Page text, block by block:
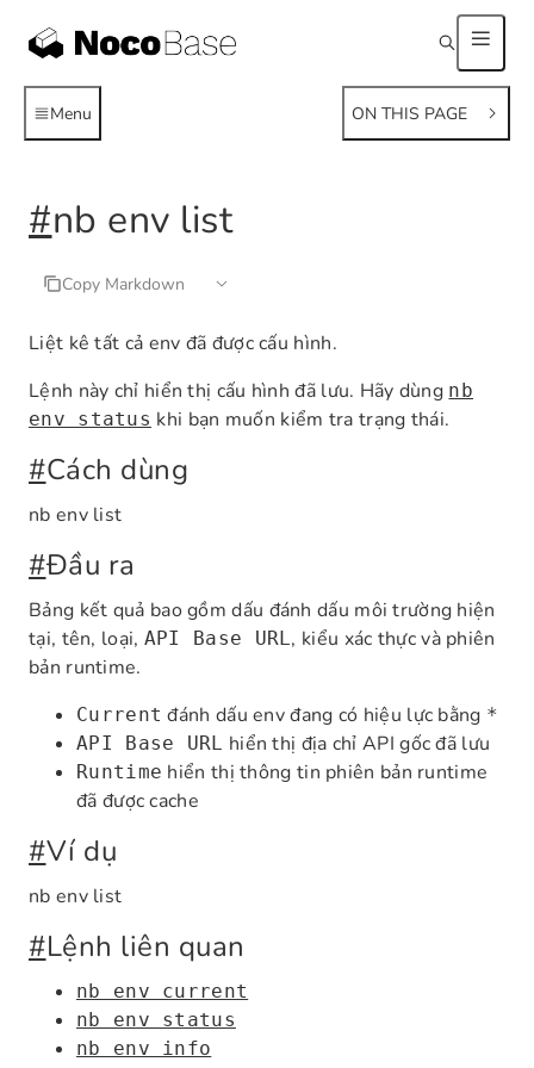
Menu ON THIS PAGE
#nb env list
Copy Markdown
Liệt kê tất cả env đã được cấu hình.
Lệnh này chỉ hiển thị cấu hình đã lưu. Hãy dùng nb
env status khi bạn muốn kiểm tra trạng thái.
#Cách dùng
nb env list
#Đầu ra
Bảng kết quả bao gồm dấu đánh dấu môi trường hiện
tại, tên, loại, API Base URL, kiểu xác thực và phiên
bản runtime.
Current đánh dấu env đang có hiệu lực bằng *
API Base URL hiển thị địa chỉ API gốc đã lưu
Runtime hiển thị thông tin phiên bản runtime
đã được cache
#Ví dụ
nb env list
#Lệnh liên quan
nb env current
nb env status
nb env info